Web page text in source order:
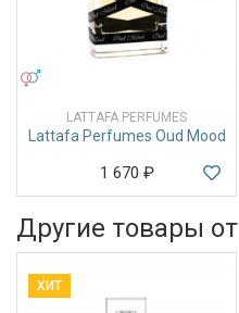
LATTAFA PERFUMES
Lattafa Perfumes Oud Mood
1 670 ₽
Другие товары от
ХИТ